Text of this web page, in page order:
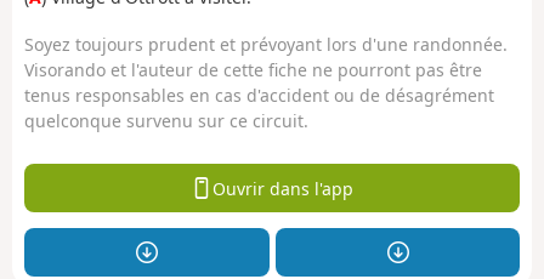
Soyez toujours prudent et prévoyant lors d'une randonnée.
Visorando et l'auteur de cette fiche ne pourront pas être
tenus responsables en cas d'accident ou de désagrément
quelconque survenu sur ce circuit.
Ouvrir dans l'app